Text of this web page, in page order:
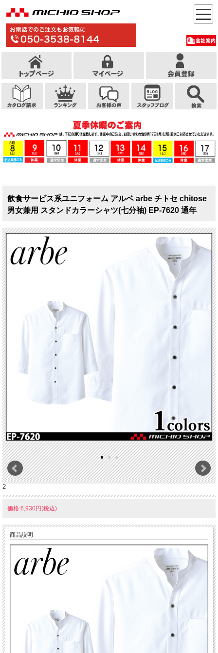
飲食サービス系ユニフォーム アルベ arbe チトセ chitose
男女兼用 スタンドカラーシャツ(七分袖) EP-7620 通年
2
価格:6,930円(税込)
商品説明